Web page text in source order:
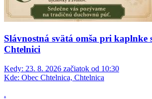
Slávnostná svätá omša pri kaplnke
Chtelnici
Kedy: 23. 8. 2026 začiatok od 10:30
Kde: Obec Chtelnica, Chtelnica
.